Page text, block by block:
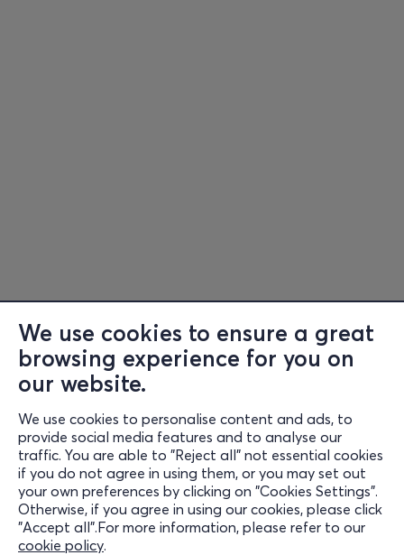
We use cookies to ensure a great
browsing experience for you on
our website.
We use cookies to personalise content and ads, to
provide social media features and to analyse our
traffic. You are able to "Reject all" not essential cookies
if you do not agree in using them, or you may set out
your own preferences by clicking on "Cookies Settings".
Otherwise, if you agree in using our cookies, please click
"Accept all".For more information, please refer to our
cookie policy.
Information
Support
Stay Connected
Mobile App